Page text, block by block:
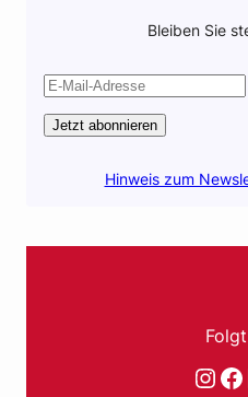
Bleiben Sie
Jetzt abonnieren
Hinweis zum